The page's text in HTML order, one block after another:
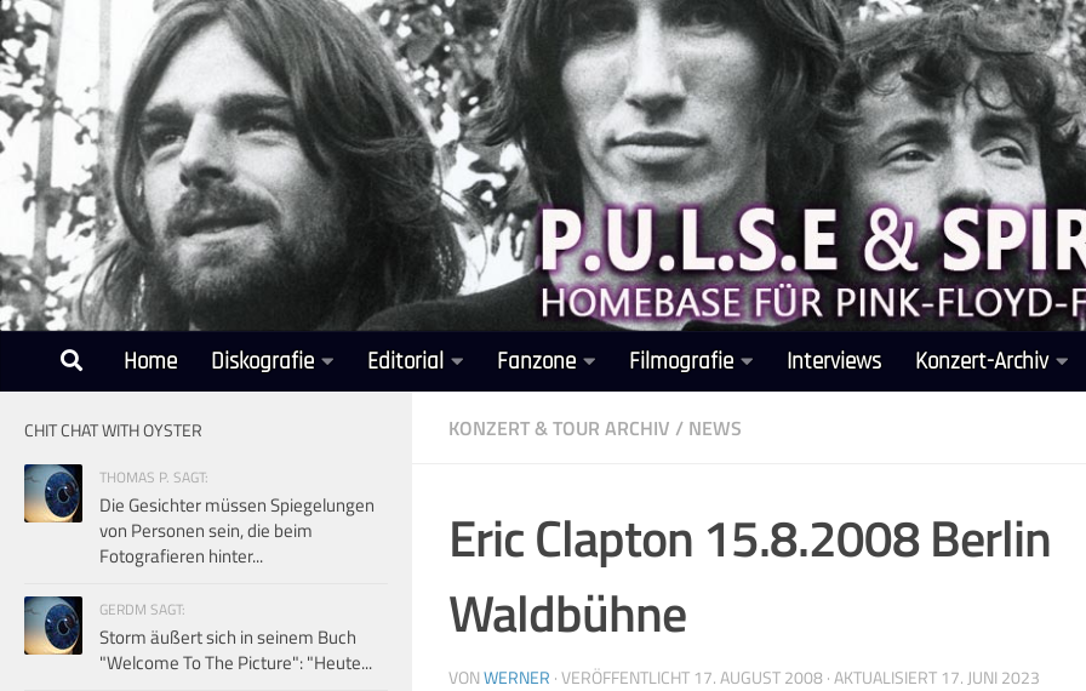
Unter dem Inhalt
Home Diskografie Editorial Fanzone Filmografie Interviews Konzert-Archiv
KONZERT & TOUR ARCHIV / NEWS
Eric Clapton 15.8.2008 Berlin
Waldbühne
VONWERNER · VERÖFFENTLICHT 17. AUGUST 2008· AKTUALISIERT 17. JUNI 2023
CHIT CHAT WITH OYSTER
THOMAS P. SAGT:
Die Gesichter müssen Spiegelungen
von Personen sein, die beim
Fotografieren hinter...
GERDM SAGT:
Storm äußert sich in seinem Buch
"Welcome To The Picture": "Heute...